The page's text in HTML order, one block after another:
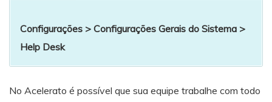
Configurações > Configurações Gerais do Sistema >
Help Desk
No Acelerato é possível que sua equipe trabalhe com todo